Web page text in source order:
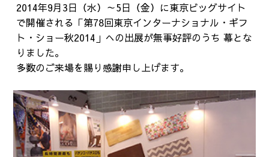
2014年9月3日（水）～5日（金）に東京ビッグサイト
で開催される「第78回東京インターナショナル・ギフ
ト・ショー秋2014」への出展が無事好評のうち 幕とな
りました。
多数のご来場を賜り感謝申し上げます。